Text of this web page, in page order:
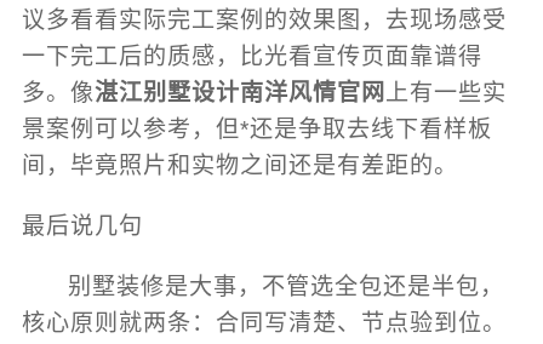
议多看看实际完工案例的效果图，去现场感受
一下完工后的质感，比光看宣传页面靠谱得
多。像湛江别墅设计南洋风情官网
上有一些实
景案例可以参考，但*还是争取去线下看样板
间，毕竟照片和实物之间还是有差距的。
最后说几句
别墅装修是大事，不管选全包还是半包，
核心原则就两条：合同写清楚、节点验到位。